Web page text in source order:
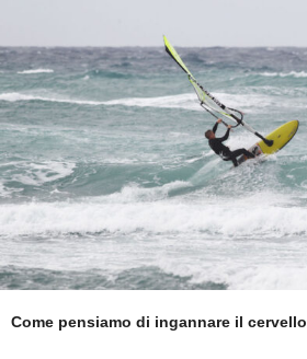
Come pensiamo di ingannare il cervello